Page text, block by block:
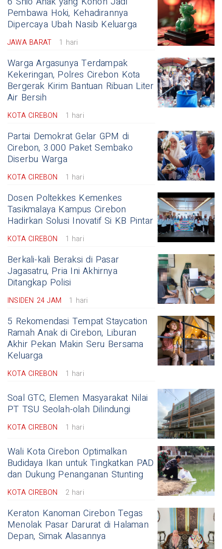
Pembawa Hoki, Kehadirannya
Dipercaya Ubah Nasib Keluarga
JAWA BARAT 1 hari
Warga Argasunya Terdampak
Kekeringan, Polres Cirebon Kota
Bergerak Kirim Bantuan Ribuan Liter
Air Bersih
KOTA CIREBON 1 hari
Partai Demokrat Gelar GPM di
Cirebon, 3.000 Paket Sembako
Diserbu Warga
KOTA CIREBON 1 hari
Dosen Poltekkes Kemenkes
Tasikmalaya Kampus Cirebon
Hadirkan Solusi Inovatif Si KB Pintar
KOTA CIREBON 1 hari
Berkali-kali Beraksi di Pasar
Jagasatru, Pria Ini Akhirnya
Ditangkap Polisi
INSIDEN 24 JAM 1 hari
5 Rekomendasi Tempat Staycation
Ramah Anak di Cirebon, Liburan
Akhir Pekan Makin Seru Bersama
Keluarga
KOTA CIREBON 1 hari
Soal GTC, Elemen Masyarakat Nilai
PT TSU Seolah-olah Dilindungi
KOTA CIREBON 1 hari
Wali Kota Cirebon Optimalkan
Budidaya Ikan untuk Tingkatkan PAD
dan Dukung Penanganan Stunting
KOTA CIREBON 2 hari
Keraton Kanoman Cirebon Tegas
Menolak Pasar Darurat di Halaman
Depan, Simak Alasannya